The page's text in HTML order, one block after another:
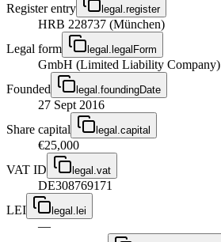
Register entry legal.register
HRB 228737 (München)
Legal form
legal.legalForm
GmbH (Limited Liability Company)
Founded
legal.foundingDate
27 Sept 2016
Share capital
legal.capital
€25,000
VAT ID
legal.vat
DE308769171
LEI
legal.lei
—